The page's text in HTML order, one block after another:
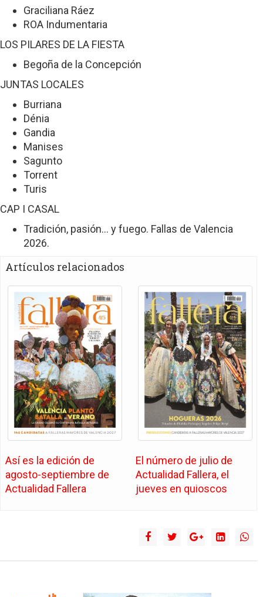
Graciliana Ráez
ROA Indumentaria
LOS PILARES DE LA FIESTA
Begoña de la Concepción
JUNTAS LOCALES
Burriana
Dénia
Gandia
Manises
Sagunto
Torrent
Turis
CAP I CASAL
Tradición, pasión… y fuego. Fallas de Valencia
2026.
Artículos relacionados
Así es la edición de
agosto-septiembre de
Actualidad Fallera
El número de julio de
Actualidad Fallera, el
jueves en quioscos